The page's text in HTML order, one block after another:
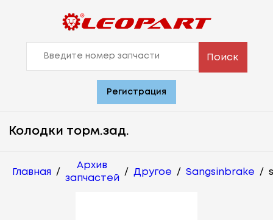
Поиск
Регистрация
Колодки торм.зад.
Главная /
Архив
запчастей
/ Другое / Sangsinbrake /